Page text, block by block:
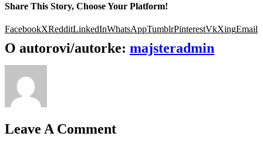
Share This Story, Choose Your Platform!
FacebookXRedditLinkedInWhatsAppTumblrPinterestVkXingEmail
O autorovi/autorke: majsteradmin
Leave A Comment